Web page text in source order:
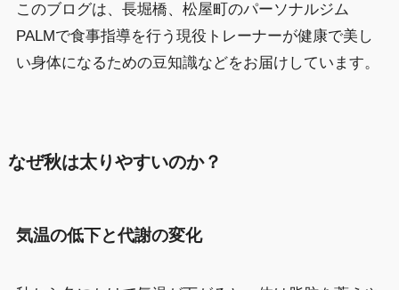
このブログは、長堀橋、松屋町のパーソナルジム
PALMで食事指導を行う現役トレーナーが健康で美し
い身体になるための豆知識などをお届けしています。
なぜ秋は太りやすいのか？
気温の低下と代謝の変化